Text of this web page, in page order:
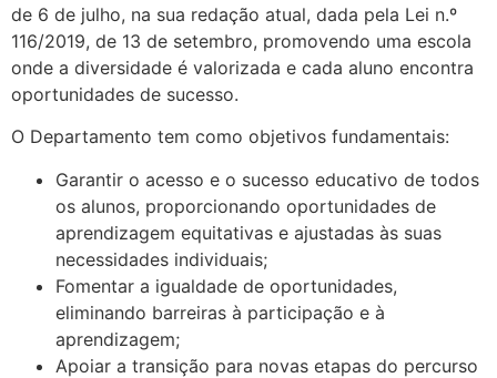
de 6 de julho, na sua redação atual, dada pela Lei n.º
116/2019, de 13 de setembro, promovendo uma escola
onde a diversidade é valorizada e cada aluno encontra
oportunidades de sucesso.
O Departamento tem como objetivos fundamentais:
Garantir o acesso e o sucesso educativo de todos
os alunos, proporcionando oportunidades de
aprendizagem equitativas e ajustadas às suas
necessidades individuais;
Fomentar a igualdade de oportunidades,
eliminando barreiras à participação e à
aprendizagem;
Apoiar a transição para novas etapas do percurso